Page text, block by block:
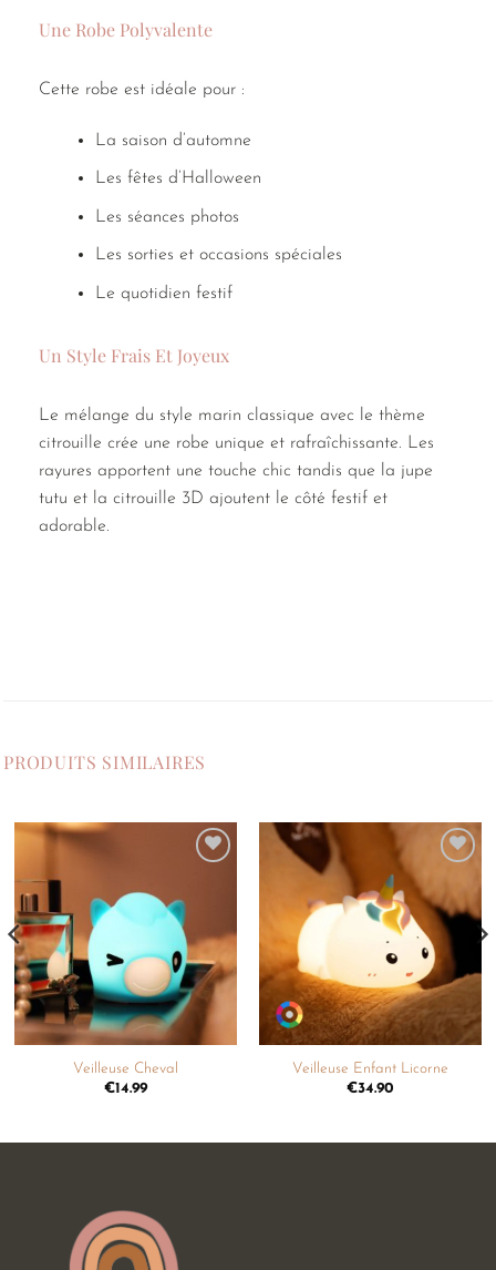
Une Robe Polyvalente
Cette robe est idéale pour :
La saison d’automne
Les fêtes d’Halloween
Les séances photos
Les sorties et occasions spéciales
Le quotidien festif
Un Style Frais Et Joyeux
Le mélange du style marin classique avec le thème
citrouille crée une robe unique et rafraîchissante. Les
rayures apportent une touche chic tandis que la jupe
tutu et la citrouille 3D ajoutent le côté festif et
adorable.
PRODUITS SIMILAIRES
liste de
souhaits
Veilleuse Cheval
€14.99
liste de
souhaits
Veilleuse Enfant Licorne
€34.90